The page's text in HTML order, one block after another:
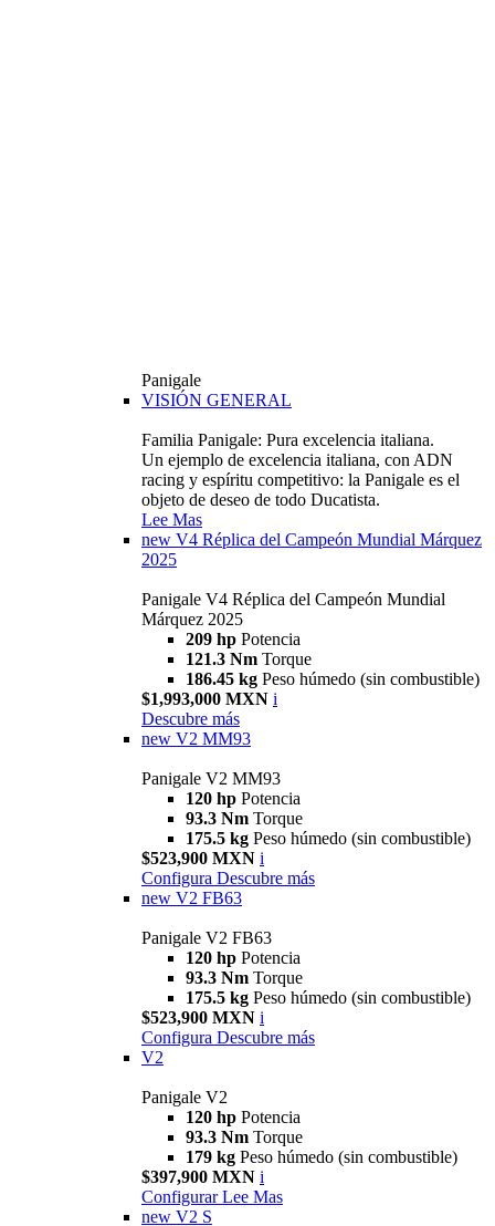
Panigale
VISIÓN GENERAL
Familia Panigale: Pura excelencia italiana.
Un ejemplo de excelencia italiana, con ADN
racing y espíritu competitivo: la Panigale es el
objeto de deseo de todo Ducatista.
Lee Mas
new V4 Réplica del Campeón Mundial Márquez
2025
Panigale V4 Réplica del Campeón Mundial
Márquez 2025
209 hp Potencia
121.3 Nm Torque
186.45 kg Peso húmedo (sin combustible)
$1,993,000 MXN i
Descubre más
new V2 MM93
Panigale V2 MM93
120 hp Potencia
93.3 Nm Torque
175.5 kg Peso húmedo (sin combustible)
$523,900 MXN i
Configura Descubre más
new V2 FB63
Panigale V2 FB63
120 hp Potencia
93.3 Nm Torque
175.5 kg Peso húmedo (sin combustible)
$523,900 MXN i
Configura Descubre más
V2
Panigale V2
120 hp Potencia
93.3 Nm Torque
179 kg Peso húmedo (sin combustible)
$397,900 MXN i
Configurar Lee Mas
new V2 S